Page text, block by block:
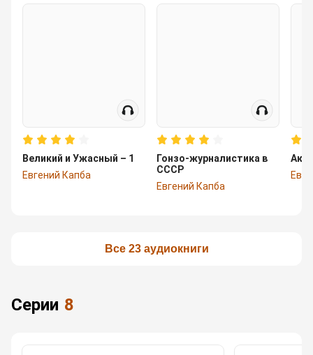
Великий и Ужасный – 1
Евгений Капба
Гонзо-журналистика в
СССР
Евгений Капба
Все 23 аудиокниги
Серии 8